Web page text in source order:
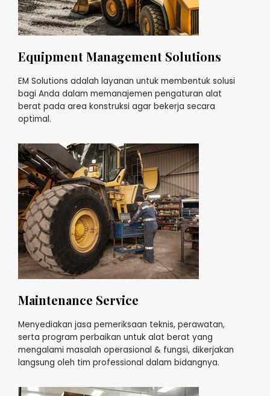
Equipment Management Solutions
EM Solutions adalah layanan untuk membentuk solusi
bagi Anda dalam memanajemen pengaturan alat
berat pada area konstruksi agar bekerja secara
optimal.
Maintenance Service
Menyediakan jasa pemeriksaan teknis, perawatan,
serta program perbaikan untuk alat berat yang
mengalami masalah operasional & fungsi, dikerjakan
langsung oleh tim professional dalam bidangnya.